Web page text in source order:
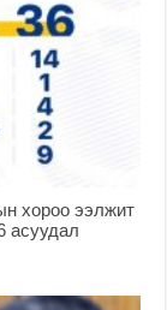
хороо ээлжит
асуудал